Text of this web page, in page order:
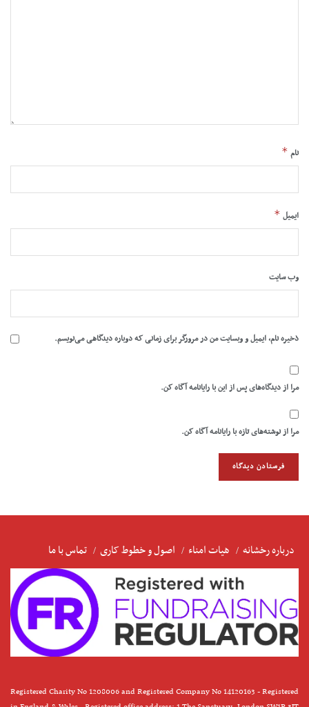
نام *
ایمیل *
وب‌ سایت
ذخیره نام، ایمیل و وبسایت من در مرورگر برای زمانی که دوباره دیدگاهی می‌نویسم.
مرا از دیدگاه‌های پس از این با رایانامه آگاه کن.
مرا از نوشته‌های تازه با رایانامه آگاه کن.
درباره رخشانه هیات امناء اصول و خطوط کاری تماس با ما
Registered Charity No 1208006 and Registered Company No 14120163 - Registered